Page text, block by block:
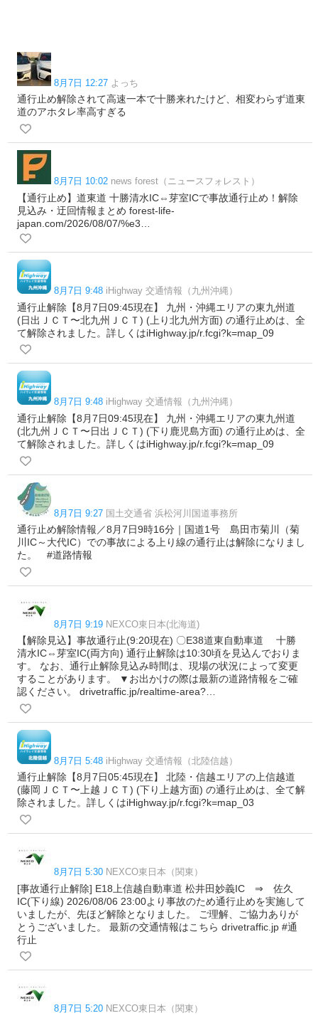
8月7日 12:27 よっち
通行止め解除されて高速一本で十勝来れたけど、相変わらず道東
道のアホタレ率高すぎる
8月7日 10:02 news forest（ニュースフォレスト）
【通行止め】道東道 十勝清水IC⇔芽室ICで事故通行止め！解除
見込み・迂回情報まとめ forest-life-
japan.com/2026/08/07/%e3…
8月7日 9:48 iHighway 交通情報（九州沖縄）
通行止解除【8月7日09:45現在】 九州・沖縄エリアの東九州道
(日出ＪＣＴ〜北九州ＪＣＴ) (上り北九州方面) の通行止めは、全
て解除されました。詳しくはiHighway.jp/r.fcgi?k=map_09
8月7日 9:48 iHighway 交通情報（九州沖縄）
通行止解除【8月7日09:45現在】 九州・沖縄エリアの東九州道
(北九州ＪＣＴ〜日出ＪＣＴ) (下り鹿児島方面) の通行止めは、全
て解除されました。詳しくはiHighway.jp/r.fcgi?k=map_09
8月7日 9:27 国土交通省 浜松河川国道事務所
通行止め解除情報／8月7日9時16分｜国道1号 島田市菊川（菊
川IC～大代IC）での事故による上り線の通行止は解除になりまし
た。 #道路情報
8月7日 9:19 NEXCO東日本(北海道)
【解除見込】事故通行止(9:20現在) 〇E38道東自動車道 十勝
清水IC⇔芽室IC(両方向) 通行止解除は10:30頃を見込んでおりま
す。 なお、通行止解除見込み時間は、現場の状況によって変更
することがあります。 ▼お出かけの際は最新の道路情報をご確
認ください。 drivetraffic.jp/realtime-area?…
8月7日 5:48 iHighway 交通情報（北陸信越）
通行止解除【8月7日05:45現在】 北陸・信越エリアの上信越道
(藤岡ＪＣＴ〜上越ＪＣＴ) (下り上越方面) の通行止めは、全て解
除されました。詳しくはiHighway.jp/r.fcgi?k=map_03
8月7日 5:30 NEXCO東日本（関東）
[事故通行止解除] E18上信越自動車道 松井田妙義IC ⇒ 佐久
IC(下り線) 2026/08/06 23:00より事故のため通行止めを実施して
いましたが、先ほど解除となりました。 ご理解、ご協力ありが
とうございました。 最新の交通情報はこちら drivetraffic.jp #通
行止
8月7日 5:20 NEXCO東日本（関東）